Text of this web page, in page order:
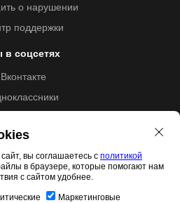
о нарушении
поддержки
в соцсетях
Вконтакте
№5257 от 09.09.2020 (Л035-
вы соглашаетесь с политикой
в браузере, которые помогают нам
с сайтом удобнее.
Маркетинговые